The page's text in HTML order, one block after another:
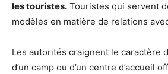
les touristes. Touristes qui servent
modèles en matière de relations
Les autorités craignent le caractère
d’un camp ou d’un centre d’accueil